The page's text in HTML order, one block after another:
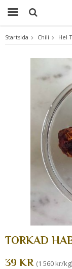
Startsida Chili Hel
TORKAD
39 KR (1 560 kr/kg)